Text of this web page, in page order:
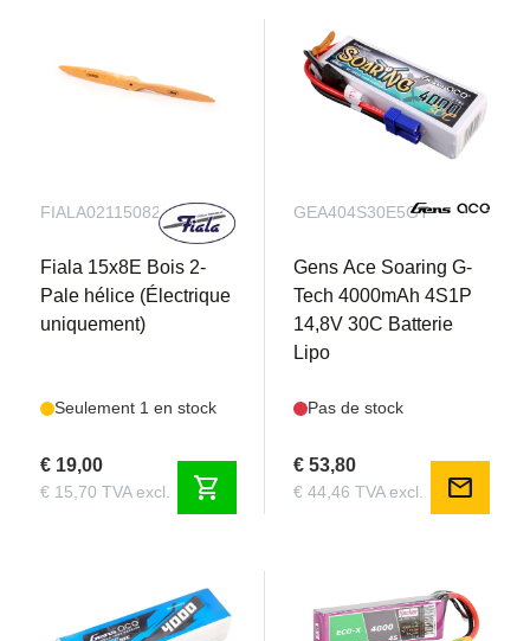
Maintenant disponible chez Aerobertics &ndash ;
où la passion pour le vol rencontre la précision.
FIALA021150821
Fiala 15x8E Bois 2-
Pale hélice (Électrique
uniquement)
Seulement 1 en stock
€ 19,00
€ 15,70 TVA excl. shopping_cart
GEA404S30E5GT
Gens Ace Soaring G-
Tech 4000mAh 4S1P
14,8V 30C Batterie
Lipo
Pas de stock
€ 53,80
€ 44,46 TVA excl. mail